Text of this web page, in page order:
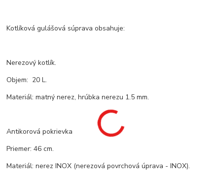
Kotlíková gulášová súprava obsahuje:
Nerezový kotlík.
Objem: 20 L.
Materiál: matný nerez, hrúbka nerezu 1,5 mm.
Antikorová pokrievka
Priemer: 46 cm.
Materiál: nerez INOX (nerezová povrchová úprava - INOX).